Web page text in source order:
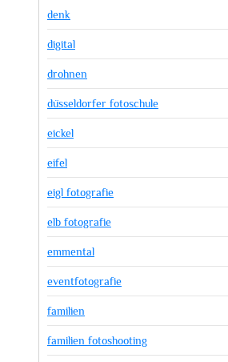
denk
digital
drohnen
düsseldorfer fotoschule
eickel
eifel
eigl fotografie
elb fotografie
emmental
eventfotografie
familien
familien fotoshooting